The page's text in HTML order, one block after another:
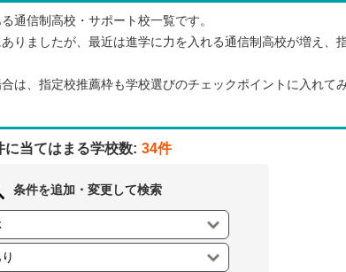
エリアを選択して探す
閉じる
通信制高校・サポート校一覧です。
りましたが、最近は進学に力を入れる通信制高校が増え、
は、指定校推薦枠も学校選びのチェックポイントに入れて
に当てはまる学校数: 34件
条件を追加・変更して検索